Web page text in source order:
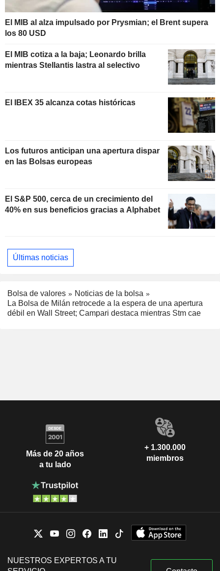
El MIB al alza impulsado por Prysmian; el Brent supera
los 80 USD
El MIB cotiza a la baja; Leonardo brilla
mientras Stellantis lastra al selectivo
El IBEX 35 alcanza cotas históricas
Los futuros anticipan una apertura dispar
en las Bolsas europeas
El S&P 500, cerca de un crecimiento del
40% en sus beneficios gracias a Alphabet
Últimas noticias
Bolsa de valores
Noticias de la bolsa
La Bolsa de Milán retrocede a la espera de una apertura
débil en Wall Street; Campari destaca mientras Stm cae
Más de 20 años
a tu lado
+ 1.300.000
miembros
NUESTROS EXPERTOS A TU